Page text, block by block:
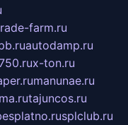
farm.ru
autodamp.ru
x-ton.ru
manunae.ru
tajuncos.ru
splclub.ru